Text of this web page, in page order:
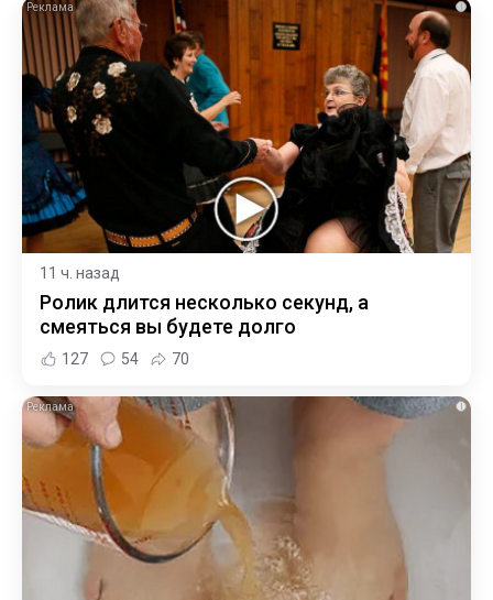
i
11 ч. назад
Ролик длится несколько секунд, а
смеяться вы будете долго
127 54 70
i